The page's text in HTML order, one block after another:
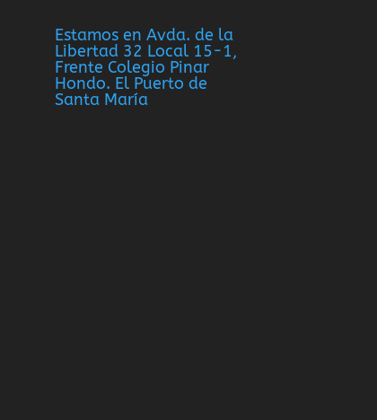
Estamos en Avda. de la
Libertad 32 Local 15-1,
Frente Colegio Pinar
Hondo. El Puerto de
Santa María